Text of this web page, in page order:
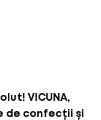
VICUNA,
de confecții și